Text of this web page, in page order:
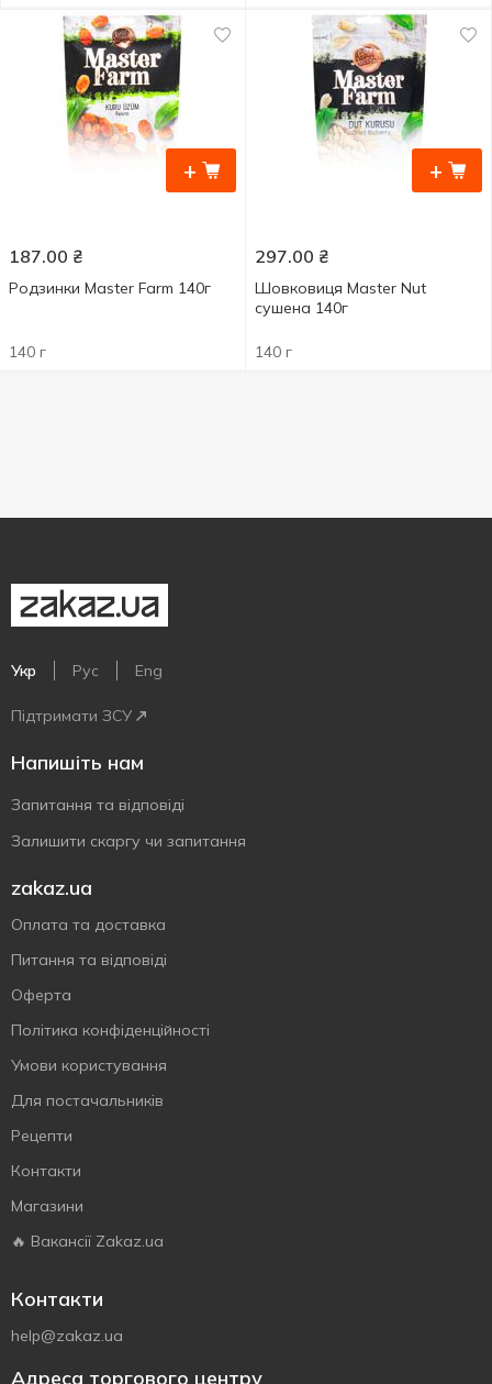
+
187.00 ₴
Родзинки Master Farm 140г
140 г
+
297.00 ₴
Шовковиця Master Nut
сушена 140г
140 г
Укр Рус Eng
Підтримати ЗСУ
Напишіть нам
Запитання та відповіді
Залишити скаргу чи запитання
zakaz.ua
Оплата та доставка
Питання та відповіді
Оферта
Політика конфіденційності
Умови користування
Для постачальників
Рецепти
Контакти
Магазини
🔥 Вакансії Zakaz.ua
Контакти
help@zakaz.ua
Адреса торгового центру